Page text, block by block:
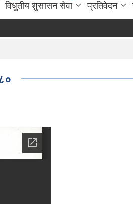
विधुतीय शुसासन सेवा प्रतिवेदन